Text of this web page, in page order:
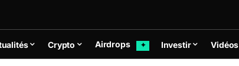
Crypto Airdrops ✦ Investir Vidéos